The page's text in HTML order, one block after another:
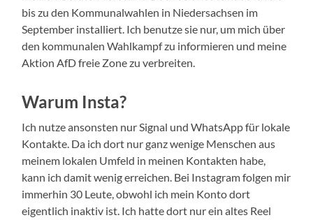
bis zu den Kommunalwahlen in Niedersachsen im
September installiert. Ich benutze sie nur, um mich über
den kommunalen Wahlkampf zu informieren und meine
Aktion AfD freie Zone zu verbreiten.
Warum Insta?
Ich nutze ansonsten nur Signal und WhatsApp für lokale
Kontakte. Da ich dort nur ganz wenige Menschen aus
meinem lokalen Umfeld in meinen Kontakten habe,
kann ich damit wenig erreichen. Bei Instagram folgen mir
immerhin 30 Leute, obwohl ich mein Konto dort
eigentlich inaktiv ist. Ich hatte dort nur ein altes Reel